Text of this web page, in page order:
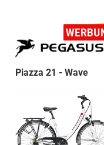
Piazza 21 - Wave